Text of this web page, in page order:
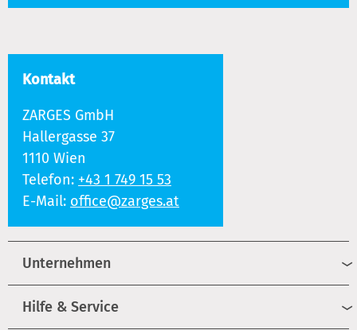
Kontakt
ZARGES GmbH
Hallergasse 37
1110 Wien
Telefon: +43 1 749 15 53
E-Mail: office@zarges.at
Unternehmen
Hilfe & Service